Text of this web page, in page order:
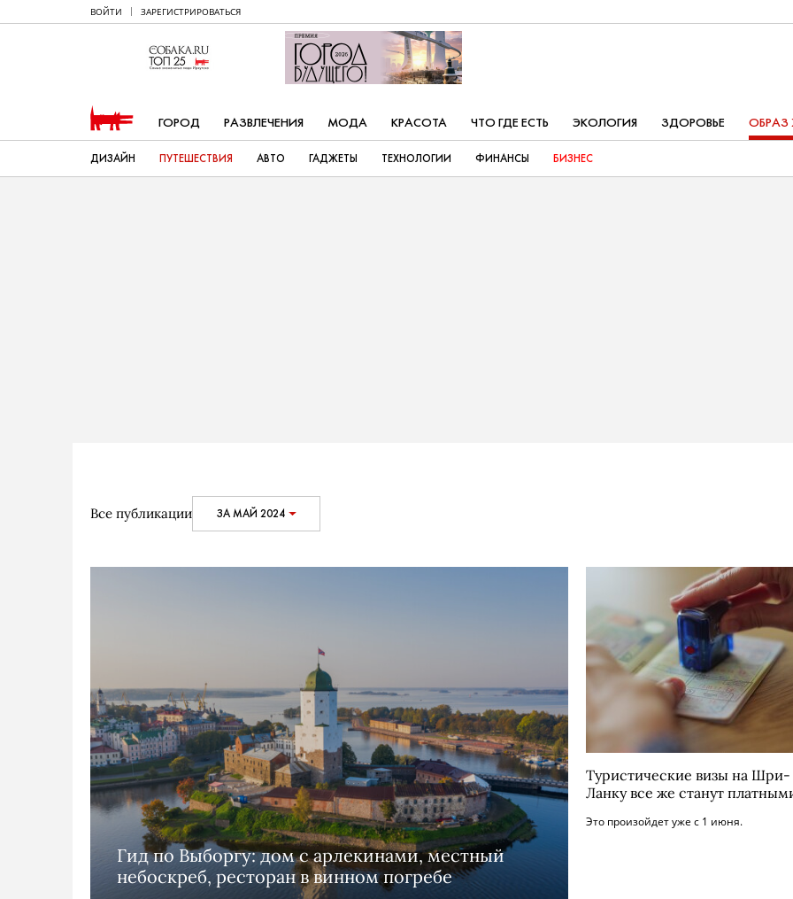
ВОЙТИ ЗАРЕГИСТРИРОВАТЬСЯ
ГОРОД РАЗВЛЕЧЕНИЯ МОДА КРАСОТА ЧТО ГДЕ ЕСТЬ ЭКОЛОГИЯ ЗДОРОВЬЕ
ДИЗАЙН ПУТЕШЕСТВИЯ АВТО ГАДЖЕТЫ ТЕХНОЛОГИИ ФИНАНСЫ БИЗНЕС
Все публикации ЗА МАЙ 2024
Гид по Выборгу: дом с арлекинами, местный
небоскреб, ресторан в винном погребе
Туристические визы на Шри-
Ланку все же станут
Это произойдет уже с 1 июня.